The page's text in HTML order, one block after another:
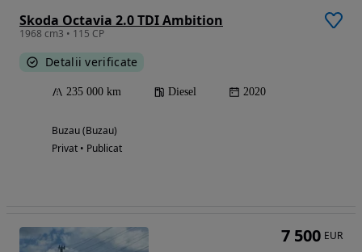
Skoda Octavia 2.0 TDI Ambition
1968 cm3 • 115 CP
Detalii verificate
235 000 km Diesel 2020
Buzau (Buzau)
Privat • Publicat
7 500 EUR